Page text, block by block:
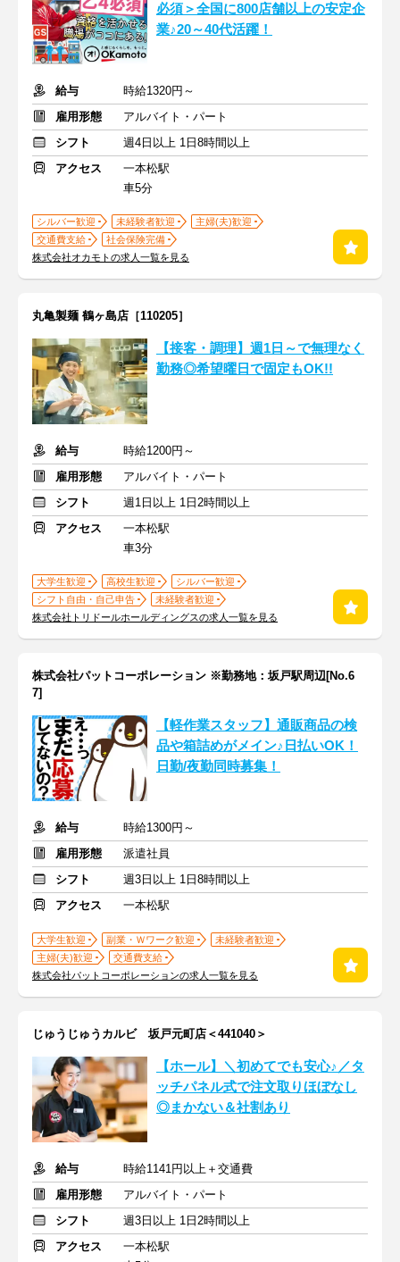
必須＞全国に800店舗以上の安定企
業♪20～40代活躍！
給与
時給1320円～
雇用形態
アルバイト・パート
シフト
週4日以上 1日8時間以上
アクセス
一本松駅
車5分
シルバー歓迎 未経験者歓迎
主婦(夫)歓迎
交通費支給
社会保険完備
株式会社オカモトの求人一覧を見る
丸亀製麺 鶴ヶ島店［110205］
【接客・調理】週1日～で無理なく
勤務◎希望曜日で固定もOK!!
給与
時給1200円～
雇用形態
アルバイト・パート
シフト
週1日以上 1日2時間以上
アクセス
一本松駅
車3分
大学生歓迎 高校生歓迎
シルバー歓迎
シフト自由・自己申告
未経験者歓迎
株式会社トリドールホールディングスの求人一覧を見る
株式会社パットコーポレーション ※勤務地：坂戸駅周辺[No.6
7]
【軽作業スタッフ】通販商品の検
品や箱詰めがメイン♪日払いOK！
日勤/夜勤同時募集！
給与
時給1300円～
雇用形態
派遣社員
シフト
週3日以上 1日8時間以上
アクセス
一本松駅
大学生歓迎 副業・Ｗワーク歓迎
未経験者歓迎
主婦(夫)歓迎
交通費支給
株式会社パットコーポレーションの求人一覧を見る
じゅうじゅうカルビ 坂戸元町店＜441040＞
【ホール】＼初めてでも安心♪／タ
ッチパネル式で注文取りほぼなし
◎まかない＆社割あり
給与
時給1141円以上＋交通費
雇用形態
アルバイト・パート
シフト
週3日以上 1日2時間以上
アクセス
一本松駅